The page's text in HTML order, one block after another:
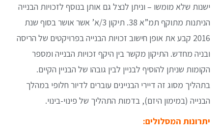
ישנות שלא מומשו – וניתן לנצל גם אותן בנוסף לזכויות הבנייה
הניתנות מתוקף תמ”א 38. תיקון 3/א’ אשר אושר בסוף שנת
2016 קבע את אופן חישוב זכויות הבנייה בפרויקטים של הריסה
ובניה מחדש. התיקון מקשר בין היקף זכויות הבנייה ומספר
הקומות שניתן להוסיף לבניין לבין גובהו של הבניין הקיים.
בתהליך מסוג זה דיירי הבניינים עוברים לדיור חלופי במהלך
הבנייה (במימון היזם), בדמות התהליך של פינוי-בינוי.‍
יתרונות המסלולים: